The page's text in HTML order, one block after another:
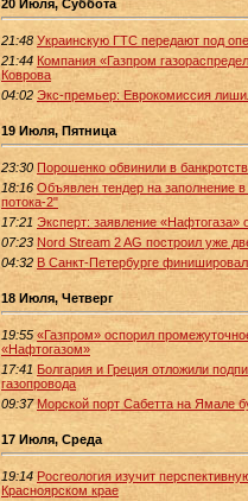
20 Июля, Суббота
21:48 Украинскую ГТС передают под
21:44 Компания «Газпром
Коврова
04:02 Экс-премьер: Еврокомиссия
19 Июля, Пятница
23:30 Порошенко обвинили в
18:16 Объявлен тендер на заполнение
потока-2"
17:21 Эксперт: заявление «Нафтогаза»
07:23 Nord Stream 2 AG построил уже
04:32 В Санкт-Петербурге
18 Июля, Четверг
19:55 «Газпром» оспорил
«Нафтогазом»
17:41 Болгария и Греция отложили
газопровода
09:37 Морской порт Сабетта на Ямале
17 Июля, Среда
19:14 Росгеология изучит
Красноярском крае